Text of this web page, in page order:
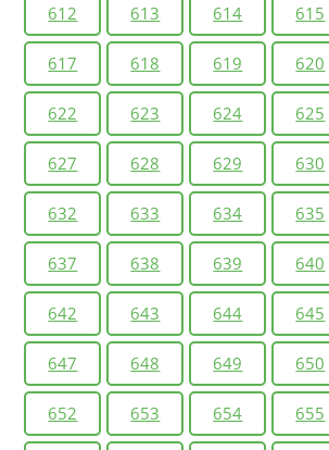
612 613 614 615
617 618 619 620
622 623 624 625
627 628 629 630
632 633 634 635
637 638 639 640
642 643 644 645
647 648 649 650
652 653 654 655